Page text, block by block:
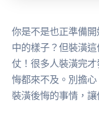
你是不是也正準備
中的樣子？但裝潢
仗！很多人裝潢完
悔都來不及。別擔
裝潢後悔的事情，讓